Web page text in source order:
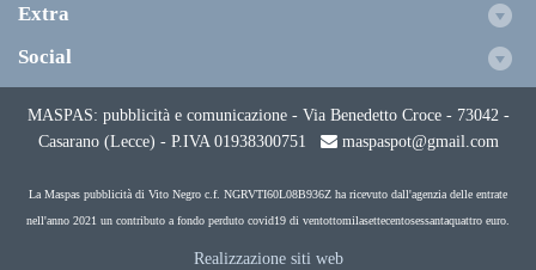
Extra
Social
MASPAS: pubblicità e comunicazione - Via Benedetto Croce - 73042 -
Casarano (Lecce) - P.IVA 01938300751
maspaspot@gmail.com
La Maspas pubblicità di Vito Negro c.f. NGRVTI60L08B936Z ha ricevuto dall'agenzia delle entrate
nell'anno 2021 un contributo a fondo perduto covid19 di ventottomilasettecentosessantaquattro euro.
Realizzazione siti web